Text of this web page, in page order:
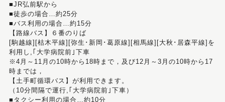
■JR弘前駅から
■徒歩の場合…約25分
■バス利用の場合…約15分
【路線バス】６番のりば
[駒越線][枯木平線][弥生･新岡･葛原線][相馬線][大秋･居森平線]を
利用し,｢大学病院前｣下車
※4月～11月の10時から18時まで，及び12月～3月の10時から17
時までは，
【土手町循環バス】が利用できます。
（10分間隔で運行,｢大学病院前｣下車）
■タクシー利用の場合…約10分